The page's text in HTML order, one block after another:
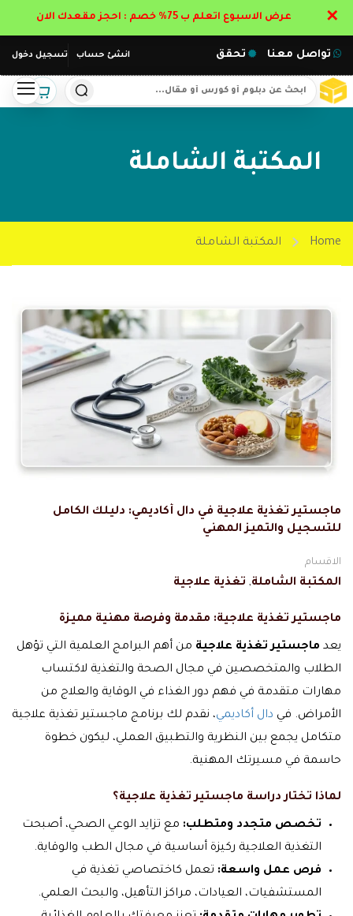
انشئ حساب تسجيل دخول تواصل معنا تحقق
المكتبة الشاملة
Home المكتبة الشاملة
ماجستير تغذية علاجية في دال أكاديمي: دليلك الكامل
للتسجيل والتميز المهني
الاقسام
المكتبة الشاملة, تغذية علاجية
ماجستير تغذية علاجية: مقدمة وفرصة مهنية مميزة
يعد ماجستير تغذية علاجية من أهم البرامج العلمية التي تؤهل
الطلاب والمتخصصين في مجال الصحة والتغذية لاكتساب
مهارات متقدمة في فهم دور الغذاء في الوقاية والعلاج من
الأمراض. في دال أكاديمي، نقدم لك برنامج ماجستير تغذية علاجية
متكامل يجمع بين النظرية والتطبيق العملي، ليكون خطوة
حاسمة في مسيرتك المهنية.
لماذا تختار دراسة ماجستير تغذية علاجية؟
تخصص متجدد ومتطلب: مع تزايد الوعي الصحي، أصبحت
التغذية العلاجية ركيزة أساسية في مجال الطب والوقاية.
فرص عمل واسعة: تعمل كاختصاصي تغذية في
المستشفيات، العيادات، مراكز التأهيل، والبحث العلمي.
عرض الاسبوع اتعلم ب 75% خصم : احجز مقعدك الان ✕